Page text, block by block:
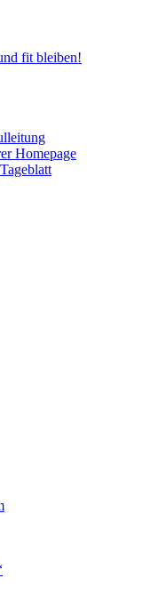
fit bleiben!
Homepage